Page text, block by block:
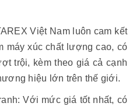
Việt Nam luôn cam kết
máy xúc chất lượng cao, có
trội, kèm theo giá cả cạnh
hiệu lớn trên thế giới.
Với mức giá tốt nhất, có